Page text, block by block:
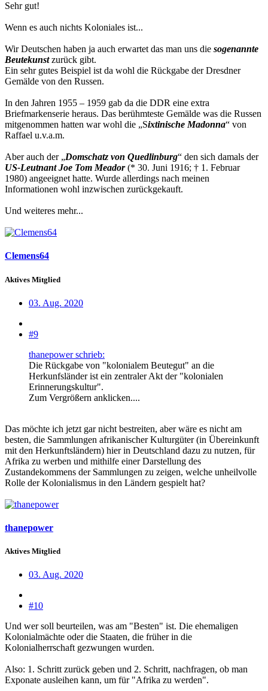
Sehr gut!
Wenn es auch nichts Koloniales ist...
Wir Deutschen haben ja auch erwartet das man uns die sogenannte
Beutekunstzurück gibt.
Ein sehr gutes Beispiel ist da wohl die Rückgabe der Dresdner
Gemälde von den Russen.
In den Jahren 1955 – 1959 gab da die DDR eine extra
Briefmarkenserie heraus. Das berühmteste Gemälde was die Russen
mitgenommen hatten war wohl die „Sixtinische Madonna“ von
Raffael u.v.a.m.
Aber auch der „Domschatz von Quedlinburg“ den sich damals der
US-Leutnant Joe Tom Meador(* 30. Juni 1916; † 1. Februar
1980) angeeignet hatte. Wurde allerdings nach meinen
Informationen wohl inzwischen zurückgekauft.
Und weiteres mehr...
Clemens64
Aktives Mitglied
03. Aug. 2020
#9
thanepower schrieb:
Die Rückgabe von "kolonialem Beutegut" an die
Herkunfsländer ist ein zentraler Akt der "kolonialen
Erinnerungskultur".
Zum Vergrößern anklicken....
Das möchte ich jetzt gar nicht bestreiten, aber wäre es nicht am
besten, die Sammlungen afrikanischer Kulturgüter (in Übereinkunft
mit den Herkunftsländern) hier in Deutschland dazu zu nutzen, für
Afrika zu werben und mithilfe einer Darstellung des
Zustandekommens der Sammlungen zu zeigen, welche unheilvolle
Rolle der Kolonialismus in den Ländern gespielt hat?
thanepower
Aktives Mitglied
03. Aug. 2020
#10
Und wer soll beurteilen, was am "Besten" ist. Die ehemaligen
Kolonialmächte oder die Staaten, die früher in die
Kolonialherrschaft gezwungen wurden.
Also: 1. Schritt zurück geben und 2. Schritt, nachfragen, ob man
Exponate ausleihen kann, um für "Afrika zu werden".